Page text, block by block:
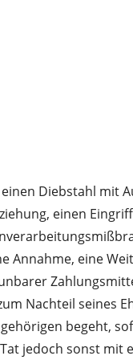
Diebstahl mit
einen
Annahme, eine
Nachteil seines
begeht,
jedoch sonst